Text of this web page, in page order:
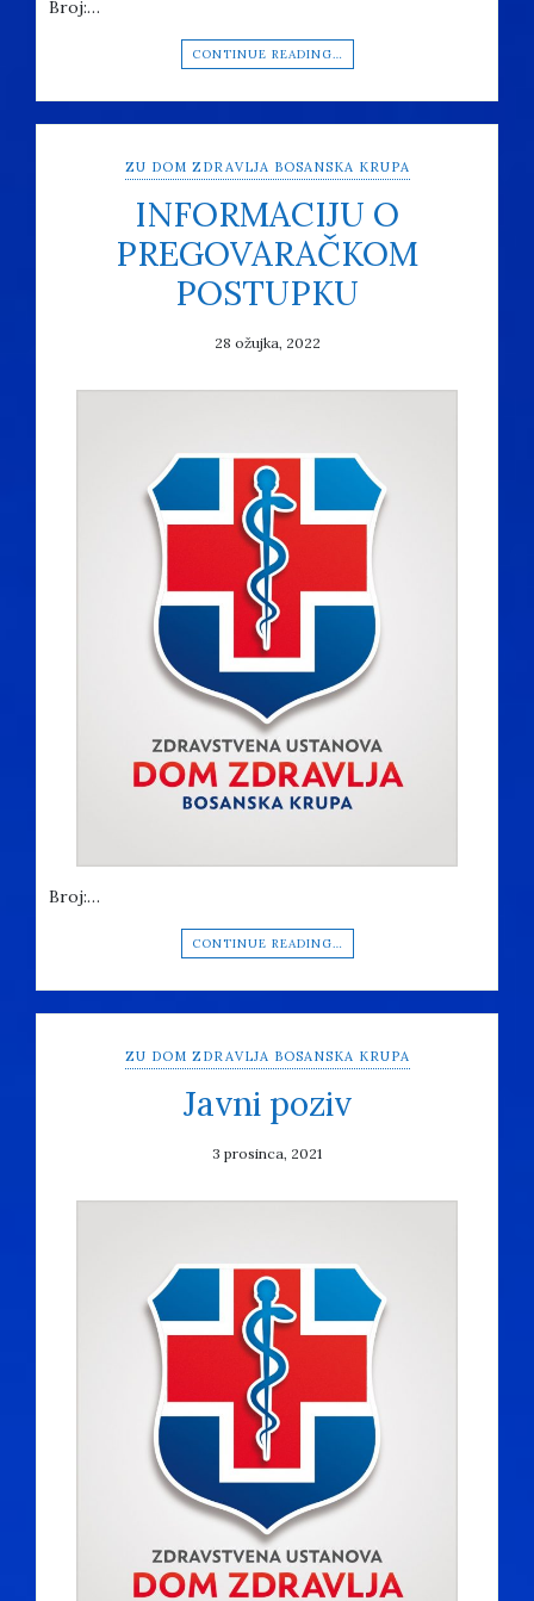
Broj:…
CONTINUE READING…
ZU DOM ZDRAVLJA BOSANSKA KRUPA
INFORMACIJU O
PREGOVARAČKOM
POSTUPKU
28 ožujka, 2022
Broj:…
CONTINUE READING…
ZU DOM ZDRAVLJA BOSANSKA KRUPA
Javni poziv
3 prosinca, 2021